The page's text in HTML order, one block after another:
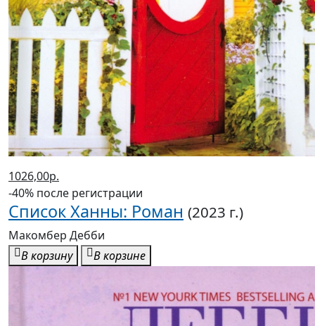
1026,00р.
-40% после регистрации
Список Ханны: Роман
Макомбер Дебби
В корзину
В корзине